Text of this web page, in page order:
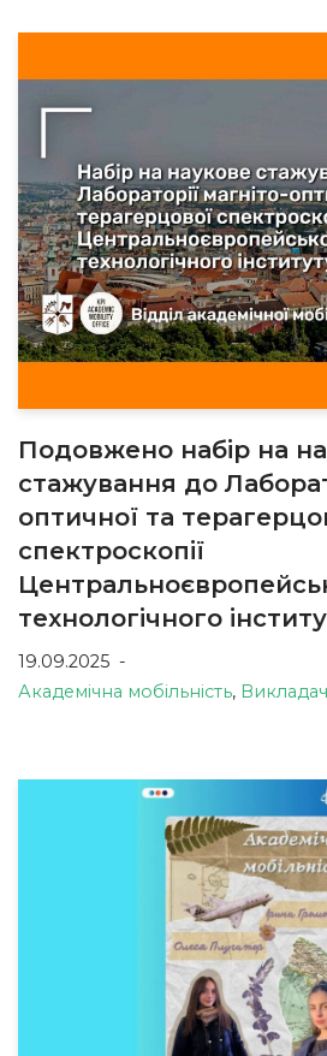
Подовжено набір на
стажування до
оптичної та
спектроскопії
технологічного
19.09.2025
Академічна мобільність,